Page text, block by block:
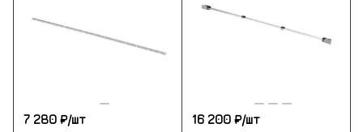
цель — разрабатывать продукты и
технологии, которые экономят
ресурсы и улучшают качество нашей
инновации, чтобы воплотить это
видение в реальность.
7 280 ₽/шт
16 200 ₽/шт